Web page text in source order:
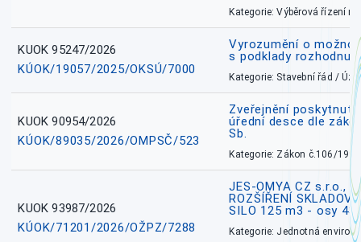
Kategorie: Výběrová řízení
KUOK 95247/2026
KÚOK/19057/2025/OKSÚ/7000
Vyrozumění o
s podklady rozhodnutí
Kategorie: Stavební řád /
KUOK 90954/2026
KÚOK/89035/2026/OMPSČ/523
Zveřejnění
úřední desce dle
Sb.
Kategorie: Zákon č.106/1999
KUOK 93987/2026
KÚOK/71201/2026/OŽPZ/7288
JES-OMYA CZ s.r.o.,
ROZŠÍŘENÍ
SILO 125 m3 - osy
Kategorie: Jednotná